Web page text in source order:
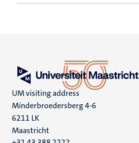
UM visiting address
Minderbroedersberg 4-6
6211 LK
Maastricht